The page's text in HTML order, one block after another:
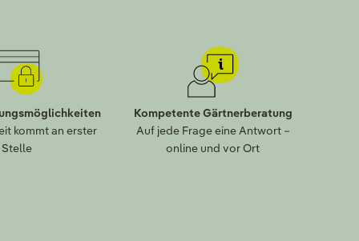
kommt an erster
Stelle
Kompetente Gärtnerberatung
Auf jede Frage eine Antwort –
online und vor Ort